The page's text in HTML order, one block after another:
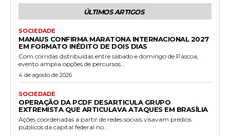
ÚLTIMOS ARTIGOS
SOCIEDADE
MANAUS CONFIRMA MARATONA INTERNACIONAL 2027
EM FORMATO INÉDITO DE DOIS DIAS
Com corridas distribuídas entre sábado e domingo de Páscoa,
evento amplia opções de percursos...
4 de agosto de 2026
SOCIEDADE
OPERAÇÃO DA PCDF DESARTICULA GRUPO
EXTREMISTA QUE ARTICULAVA ATAQUES EM BRASÍLIA
Ações coordenadas a partir de redes sociais visavam prédios
públicos da capital federal no...